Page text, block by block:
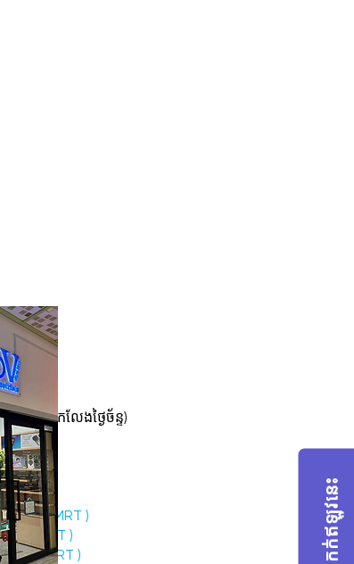
កក់​ឥឡូវនេះ
ង,
ងៃ (លើកលែងថ្ងៃច័ន្ទ)
MRT
)
MRT
)
Kio MRT
)